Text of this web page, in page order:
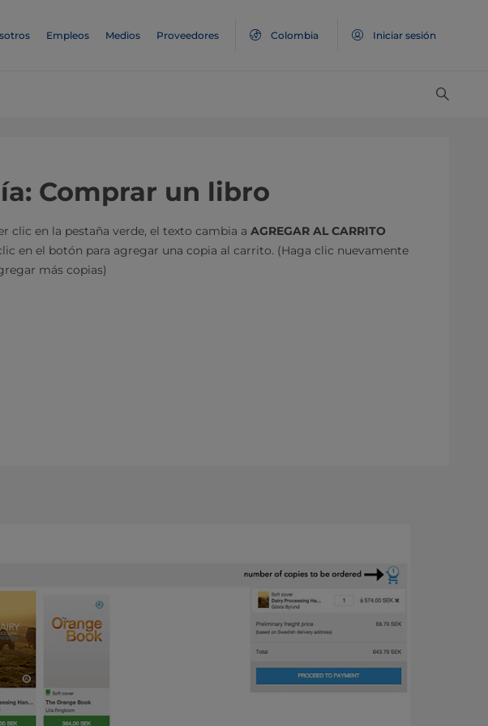
Empleos Medios Proveedores Colombia Iniciar sesión
Comprar un libro
clic en la pestaña verde, el texto cambia a AGREGAR AL CARRITO
en el botón para agregar una copia al carrito. (Haga clic nuevamente
más copias)